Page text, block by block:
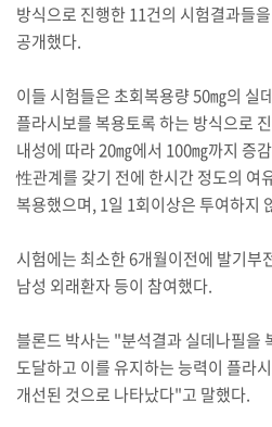
방식으로 진행한 11건의 시험결과들
공개했다.
이들 시험들은 초회복용량 50㎎의 실
플라시보를 복용토록 하는 방식으로
내성에 따라 20㎎에서 100㎎까지 증
性관계를 갖기 전에 한시간 정도의 여
복용했으며, 1일 1회이상은 투여하지
시험에는 최소한 6개월이전에 발기부
남성 외래환자 등이 참여했다.
블론드 박사는 "분석결과 실데나필을
도달하고 이를 유지하는 능력이 플라
개선된 것으로 나타났다"고 말했다.